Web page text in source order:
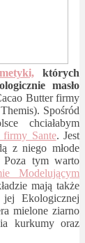
których
masło
Butter firmy
Spośród
chciałabym
firmy Sante. Jest
z niego młode
tym warto
Modelującym
mają także
Ekologicznej
mielone ziarno
kurkumy oraz